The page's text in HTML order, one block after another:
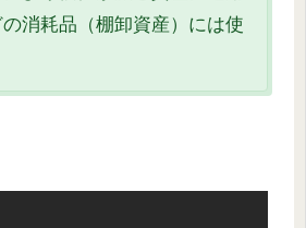
消耗品（棚卸資産）には使